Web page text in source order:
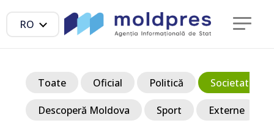
RO
Toate Oficial Politică Societate
Descoperă Moldova Sport Externe